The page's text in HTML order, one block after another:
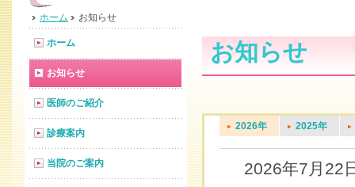
ホーム お知らせ
お知らせ
2026年 2025年
2026年7月22
ホーム
お知らせ
医師のご紹介
診療案内
当院のご案内